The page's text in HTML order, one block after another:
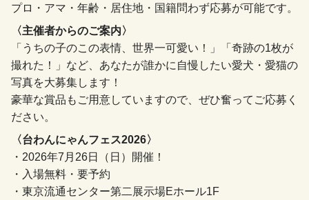
プロ・アマ・年齢・居住地・国籍問わず応募が可能です。
〈主催者からのご案内〉
「うちの子のこの表情、世界一可愛い！」「奇跡の1枚が
撮れた！」など、あなたが誰かに自慢したい愛犬・愛猫の
写真を大募集します！
豪華な賞品もご用意していますので、ぜひ奮ってご応募く
ださい。
〈台わんにゃんフェス2026〉
・2026年7月26日（日）開催！
・入場無料・要予約
・東京流通センター第二展示場Eホール1F